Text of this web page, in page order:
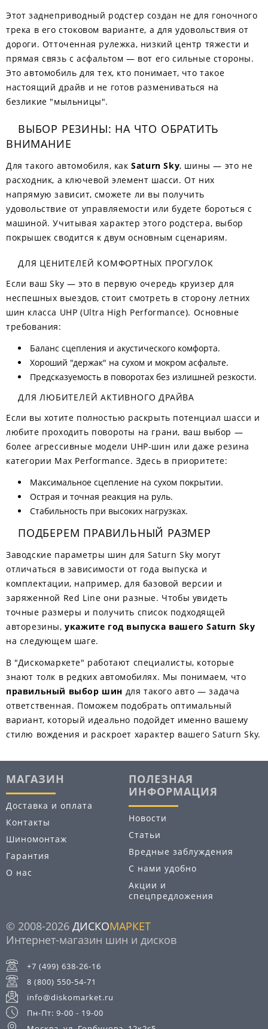
Этот заднеприводный родстер создан не для гоночного
трека в его стоковом варианте, а для удовольствия от
дороги. Отточенная рулежка, низкий центр тяжести и
прямая связь с асфальтом — вот его сильные стороны.
Это автомобиль для тех, кто понимает, что такое
настоящий драйв и не готов размениваться на
безликие "мыльницы".
ВЫБОР РЕЗИНЫ: НА ЧТО ОБРАТИТЬ
ВНИМАНИЕ
Для такого автомобиля, какSaturn Sky, шины — это не
расходник, а ключевой элемент шасси. От них
напрямую зависит, сможете ли вы получить
удовольствие от управляемости или будете бороться с
машиной. Учитывая характер этого родстера, выбор
покрышек сводится к двум основным сценариям.
ДЛЯ ЦЕНИТЕЛЕЙ КОМФОРТНЫХ ПРОГУЛОК
Если ваш Sky — это в первую очередь круизер для
неспешных выездов, стоит смотреть в сторону летних
шин класса UHP (Ultra High Performance). Основные
требования:
Баланс сцепления и акустического комфорта.
Хороший "держак" на сухом и мокром асфальте.
Предсказуемость в поворотах без излишней резкости.
ДЛЯ ЛЮБИТЕЛЕЙ АКТИВНОГО ДРАЙВА
Если вы хотите полностью раскрыть потенциал шасси и
любите проходить повороты на грани, ваш выбор —
более агрессивные модели UHP-шин или даже резина
категории Max Performance. Здесь в приоритете:
Максимальное сцепление на сухом покрытии.
Острая и точная реакция на руль.
Стабильность при высоких нагрузках.
ПОДБЕРЕМ ПРАВИЛЬНЫЙ РАЗМЕР
Заводские параметры шин для Saturn Sky могут
отличаться в зависимости от года выпуска и
комплектации, например, для базовой версии и
заряженной Red Line они разные. Чтобы увидеть
точные размеры и получить список подходящей
авторезины,укажите год выпуска вашего Saturn Sky
на следующем шаге.
В "Дискомаркете" работают специалисты, которые
знают толк в редких автомобилях. Мы понимаем, что
правильный выбор шин для такого авто — задача
ответственная. Поможем подобрать оптимальный
вариант, который идеально подойдет именно вашему
стилю вождения и раскроет характер вашего Saturn Sky.
МАГАЗИН
Доставка и оплата
Контакты
Шиномонтаж
Гарантия
О нас
ПОЛЕЗНАЯ
ИНФОРМАЦИЯ
Новости
Статьи
Вредные заблуждения
С нами удобно
Акции и
спецпредложения
© 2008-2026 ДИСКОМАРКЕТ
Интернет-магазин шин и дисков
+7 (499) 638-26-16
8 (800) 550-54-71
info@diskomarket.ru
Пн-Пт: 9-00 - 19-00